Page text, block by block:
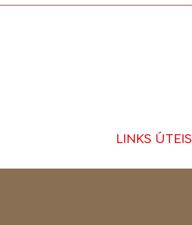
LINKS ÚTEIS